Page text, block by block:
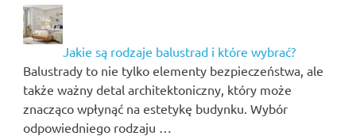
Jakie są rodzaje balustrad i które wybrać?
Balustrady to nie tylko elementy bezpieczeństwa, ale
także ważny detal architektoniczny, który może
znacząco wpłynąć na estetykę budynku. Wybór
odpowiedniego rodzaju …